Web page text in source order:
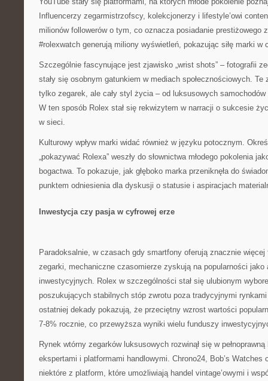
Influencerzy zegarmistrzofscy, kolekcjonerzy i lifestyle’owi
milionów followerów o tym, co oznacza posiadanie prestiżowego
#rolexwatch generują miliony wyświetleń, pokazując siłę marki w
Szczególnie fascynujące jest zjawisko „wrist shots” – fotografii
stały się osobnym gatunkiem w mediach społecznościowych.
tylko zegarek, ale cały styl życia – od luksusowych
W ten sposób Rolex stał się rekwizytem w narracji o sukcesie
w sieci.
Kulturowy wpływ marki widać również w języku potocznym.
„pokazywać Rolexa” weszły do słownictwa młodego pokolenia
bogactwa. To pokazuje, jak głęboko marka przeniknęła do
punktem odniesienia dla dyskusji o statusie i aspiracjach
Inwestycja czy pasja w cyfrowej erze
Paradoksalnie, w czasach gdy smartfony oferują znacznie
zegarki, mechaniczne czasomierze zyskują na popularności jako
inwestycyjnych. Rolex w szczególności stał się ulubionym
poszukujących stabilnych stóp zwrotu poza tradycyjnymi
ostatniej dekady pokazują, że przeciętny wzrost wartości
7-8% rocznie, co przewyższa wyniki wielu funduszy
Rynek wtórny zegarków luksusowych rozwinął się w pełnoprawną
ekspertami i platformami handlowymi. Chrono24, Bob’s Watches
niektóre z platform, które umożliwiają handel vintage’owymi i